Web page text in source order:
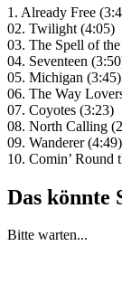
1. Already Free
02. Twilight (4:05)
03. The Spell of
04. Seventeen
05. Michigan (3:45)
06. The Way
07. Coyotes (3:23)
08. North Calling
09. Wanderer (4:49)
10. Comin’ Round
Das könnte
Bitte warten...